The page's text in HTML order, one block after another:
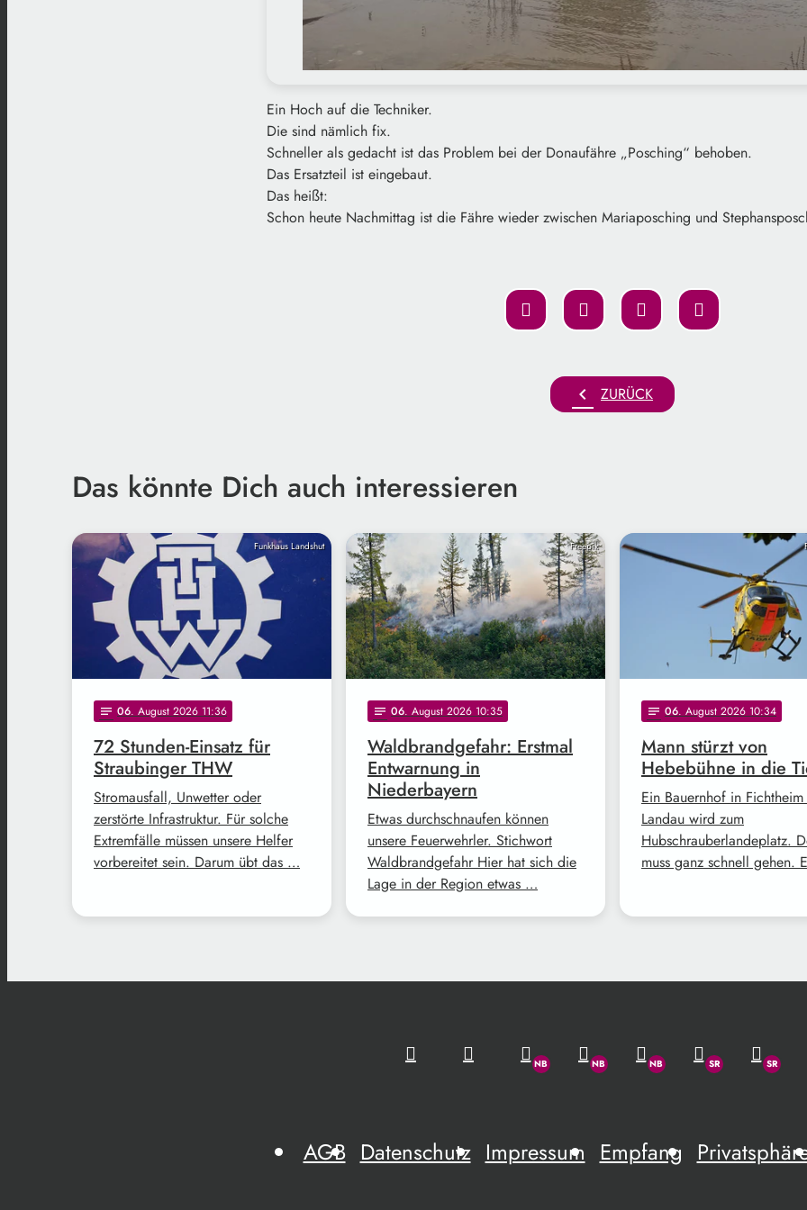
Ein Hoch auf die Techniker.
Die sind nämlich fix.
Schneller als gedacht ist das Problem bei der Donaufähre „Posching“ behoben.
Das Ersatzteil ist eingebaut.
Das heißt:
Schon heute Nachmittag ist die Fähre wieder zwischen Mariaposching und
chevron_left ZURÜCK
Das könnte Dich auch interessieren
Funkhaus Landshut
notes 06. August 2026 11:36
72 Stunden-Einsatz für
Straubinger THW
Stromausfall, Unwetter oder
zerstörte Infrastruktur. Für solche
Extremfälle müssen unsere Helfer
vorbereitet sein. Darum übt das …
Freepik
notes 06. August 2026 10:35
Waldbrandgefahr: Erstmal
Entwarnung in
Niederbayern
Etwas durchschnaufen können
unsere Feuerwehrler. Stichwort
Waldbrandgefahr Hier hat sich die
Lage in der Region etwas …
notes 06. August 2026 10:34
Mann stürzt von
Hebebühne in die
Ein Bauernhof in
Landau wird zum
Hubschrauberlandeplatz.
muss ganz schnell gehen.
AGB Datenschutz Impressum Empfang